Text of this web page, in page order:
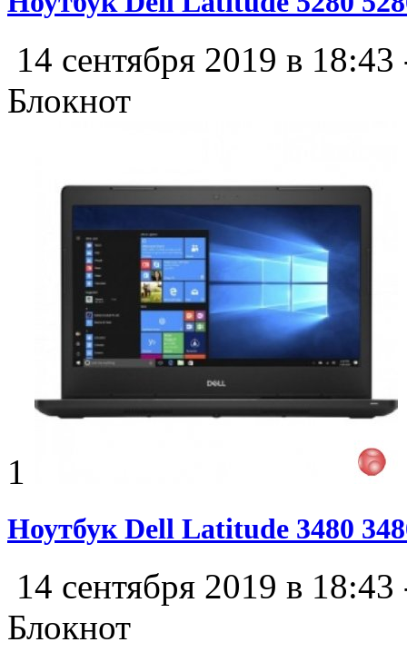
14 сентября 2019 в
Блокнот
1
Ноутбук Dell Latitude 3480
14 сентября 2019 в
Блокнот